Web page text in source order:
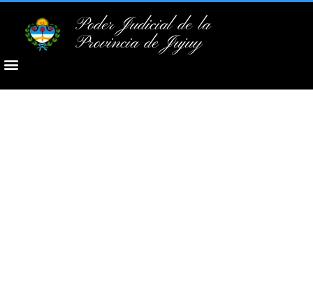
Poder Judicial de la
Provincia de Jujuy